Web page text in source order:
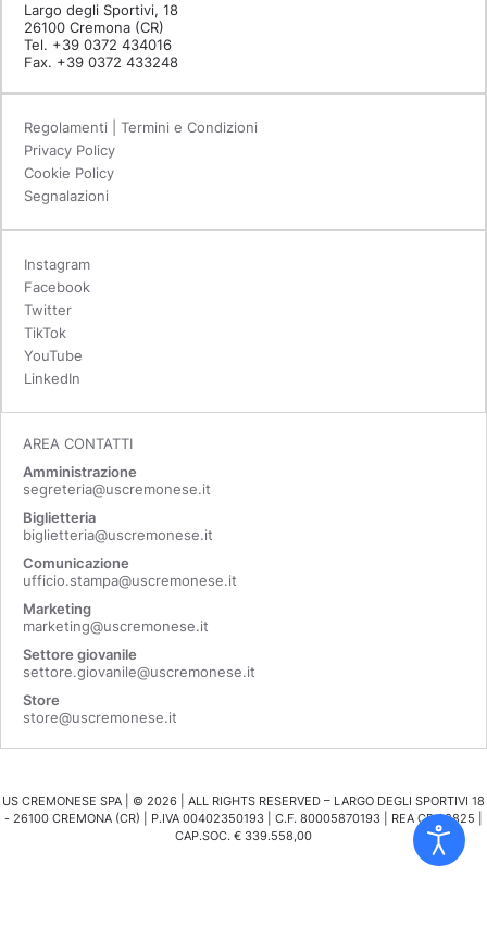
Largo degli Sportivi, 18
26100 Cremona (CR)
Tel. +39 0372 434016
Fax. +39 0372 433248
Regolamenti | Termini e Condizioni
Privacy Policy
Cookie Policy
Segnalazioni
Instagram
Facebook
Twitter
TikTok
YouTube
LinkedIn
AREA CONTATTI
Amministrazione
segreteria@uscremonese.it
Biglietteria
biglietteria@uscremonese.it
Comunicazione
ufficio.stampa@uscremonese.it
Marketing
marketing@uscremonese.it
Settore giovanile
settore.giovanile@uscremonese.it
Store
store@uscremonese.it
US CREMONESE SPA | © 2026 | ALL RIGHTS RESERVED – LARGO DEGLI SPORTIVI 18
- 26100 CREMONA (CR) | P.IVA 00402350193 | C.F. 80005870193 | REA CR 98825 |
CAP.SOC. € 339.558,00